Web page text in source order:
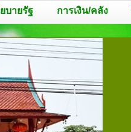
บายรัฐ การเงิน/คลัง